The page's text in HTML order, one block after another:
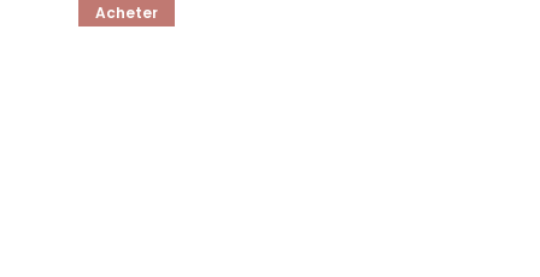
Acheter